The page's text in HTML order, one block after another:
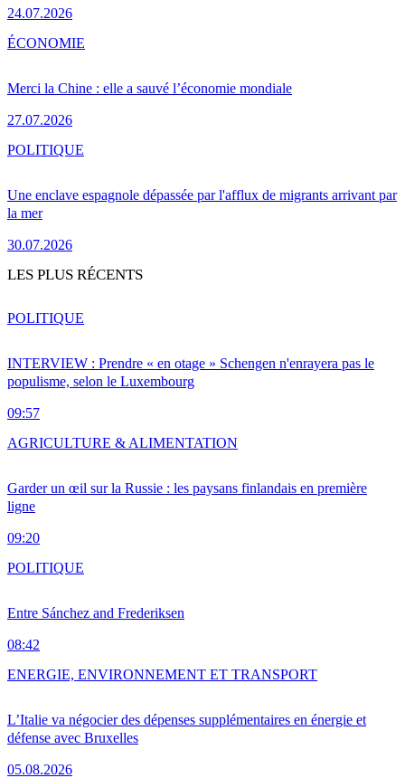
24.07.2026
Merci la Chine : elle a sauvé l’économie mondiale
27.07.2026
ÉCONOMIE
Une enclave espagnole dépassée par l'afflux de migrants arrivant par
la mer
30.07.2026
POLITIQUE
LES PLUS RÉCENTS
INTERVIEW : Prendre « en otage » Schengen n'enrayera pas le
populisme, selon le Luxembourg
09:57
POLITIQUE
Garder un œil sur la Russie : les paysans finlandais en première
ligne
09:20
AGRICULTURE & ALIMENTATION
Entre Sánchez and Frederiksen
08:42
POLITIQUE
L’Italie va négocier des dépenses supplémentaires en énergie et
défense avec Bruxelles
05.08.2026
ENERGIE, ENVIRONNEMENT ET TRANSPORT